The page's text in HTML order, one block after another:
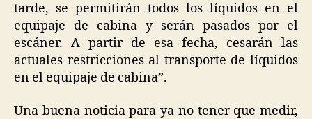
tarde, se permitirán todos los líquidos en el
equipaje de cabina y serán pasados por el
escáner. A partir de esa fecha, cesarán las
actuales restricciones al transporte de líquidos
en el equipaje de cabina”.
Una buena noticia para ya no tener que medir,